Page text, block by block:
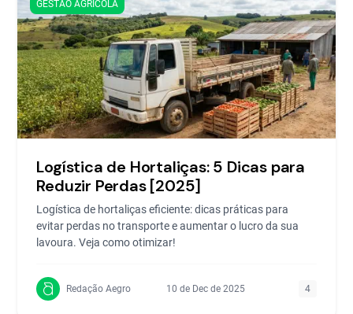
GESTÃO AGRÍCOLA
Logística de Hortaliças: 5 Dicas para
Reduzir Perdas [2025]
Logística de hortaliças eficiente: dicas práticas para
evitar perdas no transporte e aumentar o lucro da sua
lavoura. Veja como otimizar!
Redação Aegro 10 de Dec de 2025 4